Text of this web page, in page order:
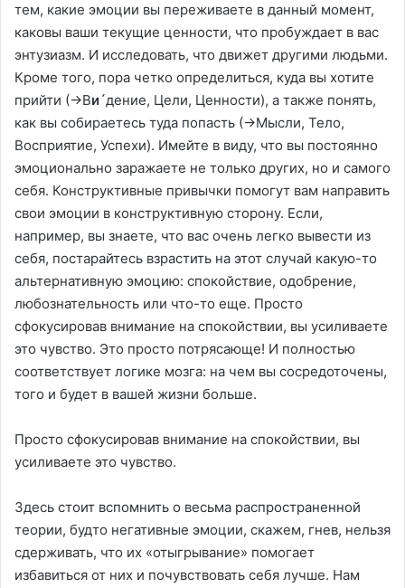
тем, какие эмоции вы переживаете в данный момент,
каковы ваши текущие ценности, что пробуждает в вас
энтузиазм. И исследовать, что движет другими людьми.
Кроме того, пора четко определиться, куда вы хотите
прийти (→Ви´дение, Цели, Ценности), а также понять,
как вы собираетесь туда попасть (→Мысли, Тело,
Восприятие, Успехи). Имейте в виду, что вы постоянно
эмоционально заражаете не только других, но и самого
себя. Конструктивные привычки помогут вам направить
свои эмоции в конструктивную сторону. Если,
например, вы знаете, что вас очень легко вывести из
себя, постарайтесь взрастить на этот случай какую-то
альтернативную эмоцию: спокойствие, одобрение,
любознательность или что-то еще. Просто
сфокусировав внимание на спокойствии, вы усиливаете
это чувство. Это просто потрясающе! И полностью
соответствует логике мозга: на чем вы сосредоточены,
того и будет в вашей жизни больше.
Просто сфокусировав внимание на спокойствии, вы
усиливаете это чувство.
Здесь стоит вспомнить о весьма распространенной
теории, будто негативные эмоции, скажем, гнев, нельзя
сдерживать, что их «отыгрывание» помогает
избавиться от них и почувствовать себя лучше. Нам